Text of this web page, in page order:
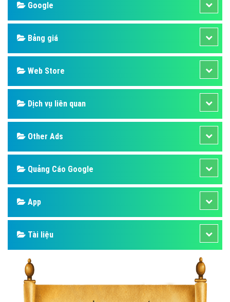
Google
Bảng giá
Web Store
Dịch vụ liên quan
Other Ads
Quảng Cáo Google
App
Tài liệu